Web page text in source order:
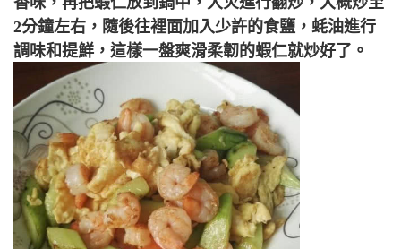
2分鐘左右，隨後往裡面加入少許的食鹽，蚝油進行
調味和提鮮，這樣一盤爽滑柔韌的蝦仁就炒好了。